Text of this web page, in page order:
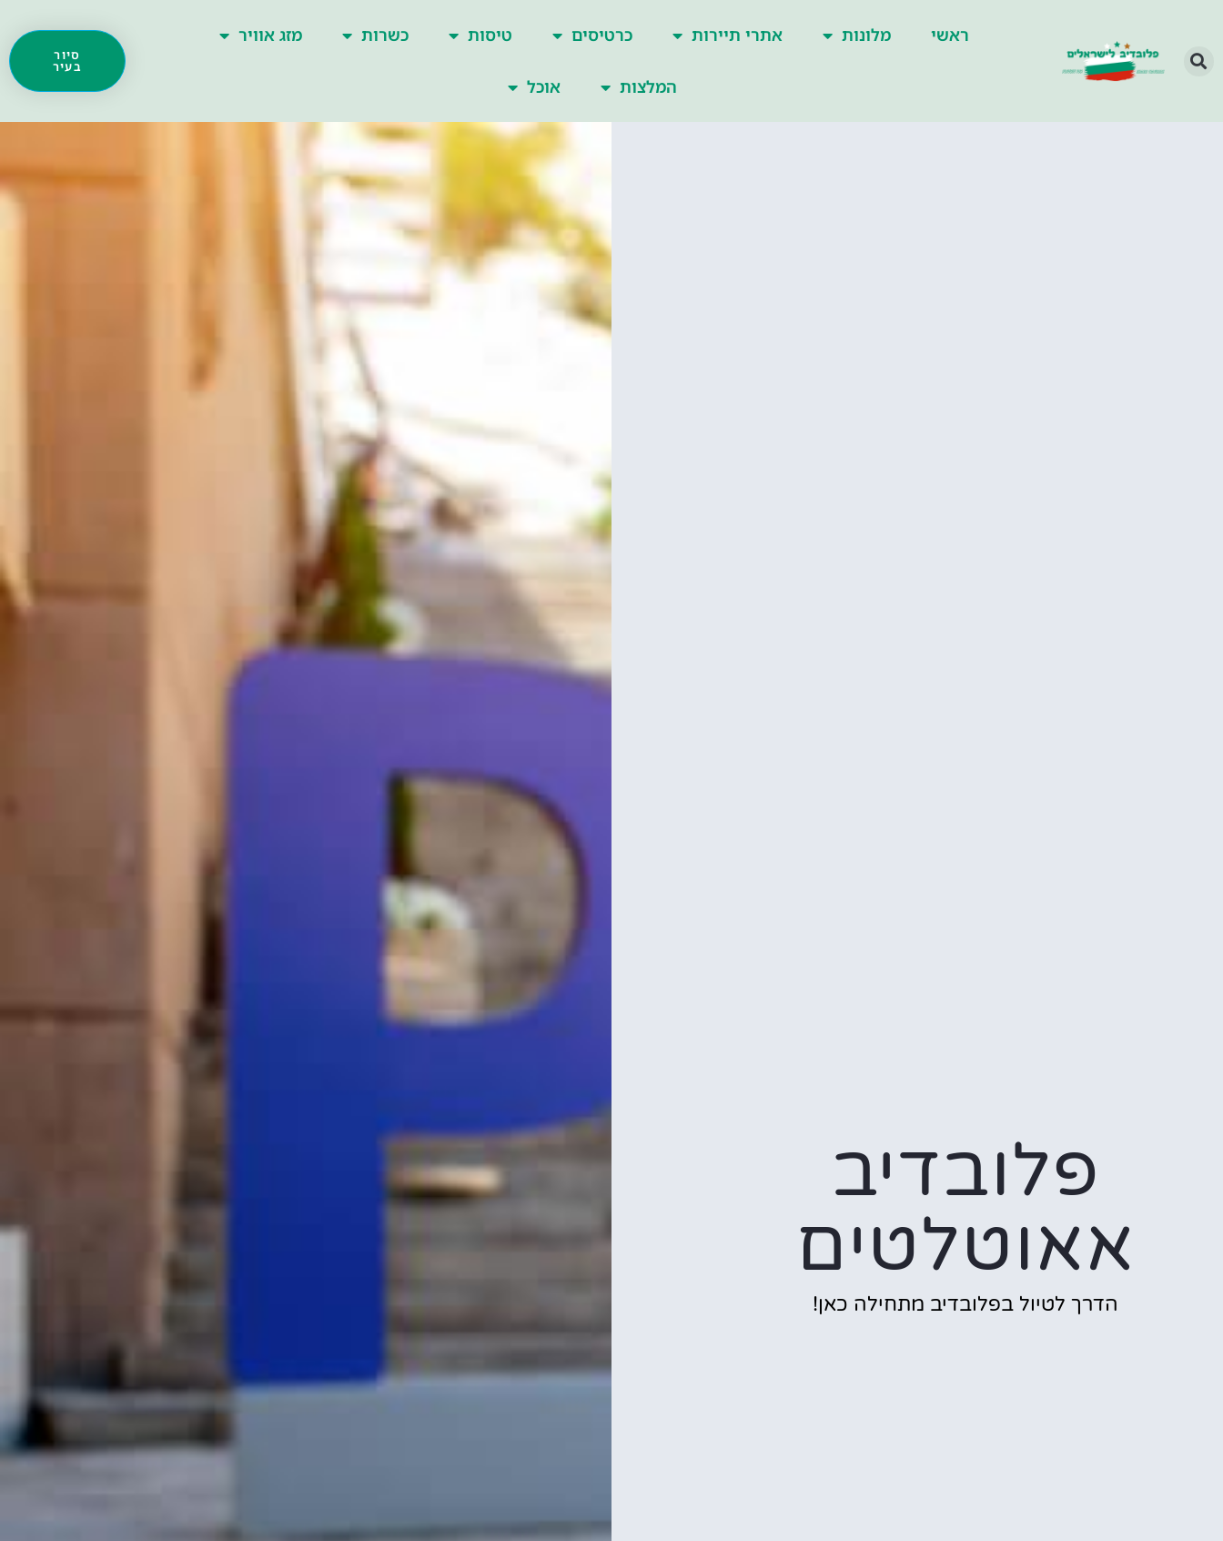
ראשי מלונות אתרי תיירות כרטיסים טיסות כשרות מזג אוויר
המלצות אוכל
סיור
בעיר
פלובדיב
אאוטלטים
הדרך לטיול בפלובדיב מתחילה כאן!